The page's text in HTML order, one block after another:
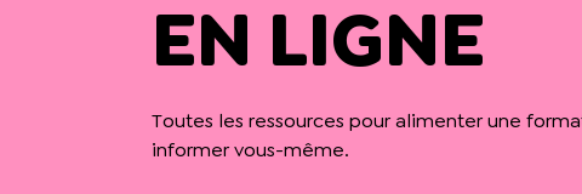
EN LIGNE
Toutes les ressources pour alimenter une
informer vous-même.